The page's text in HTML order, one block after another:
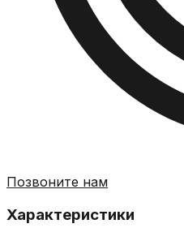
Позвоните нам
Характеристики